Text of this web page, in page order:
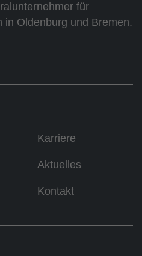
für
in Oldenburg und Bremen.
Karriere
Aktuelles
Kontakt